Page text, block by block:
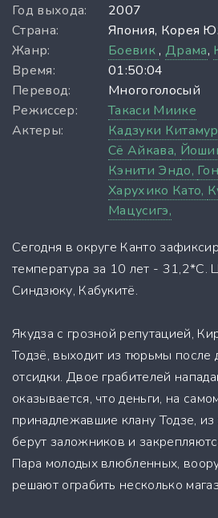
Год выхода:
2007
Страна:
Япония, Корея
Жанр:
Боевик, Драма,
Время:
01:50:04
Перевод:
Многоголосый
Режиссер:
Такаси Миике
Актеры:
Кадзуки
Сё Айкава,
Кэнити Эндо,
Харухико Като,
Мацусигэ,
Сегодня в округе Канто
температура за 10 лет - 31,2*С.
Синдзюку, Кабукитё.
Якудза с грозной репутацией,
Тодзё, выходит из тюрьмы после
отсидки. Двое грабителей
оказывается, что деньги, на
принадлежавшие клану Тодзе,
берут заложников и
Пара молодых влюбленных,
решают ограбить несколько